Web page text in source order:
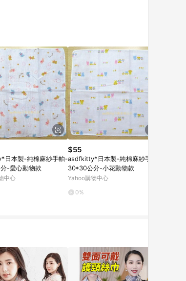
示商店名稱者(指定活動店家除外) 3. 訂
日本製-純棉麻紗手帕-
-愛心動物款
中心
$55
asdfkitty*日本製-純棉麻紗手帕-
30*30公分-小花動物款
Yahoo購物中心
0%